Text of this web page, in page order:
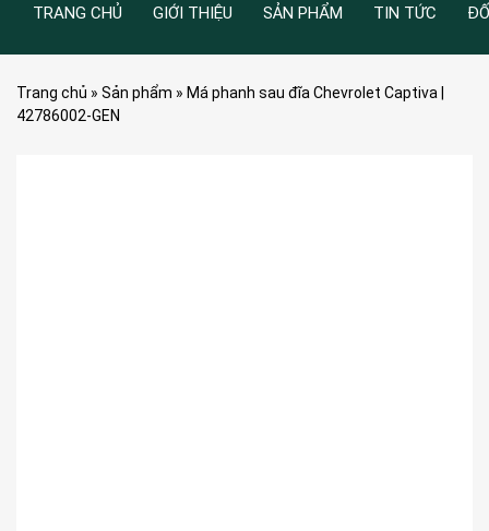
TRANG CHỦ GIỚI THIỆU SẢN PHẨM TIN TỨC
Trang chủ » Sản phẩm » Má phanh sau đĩa Chevrolet Captiva |
42786002-GEN